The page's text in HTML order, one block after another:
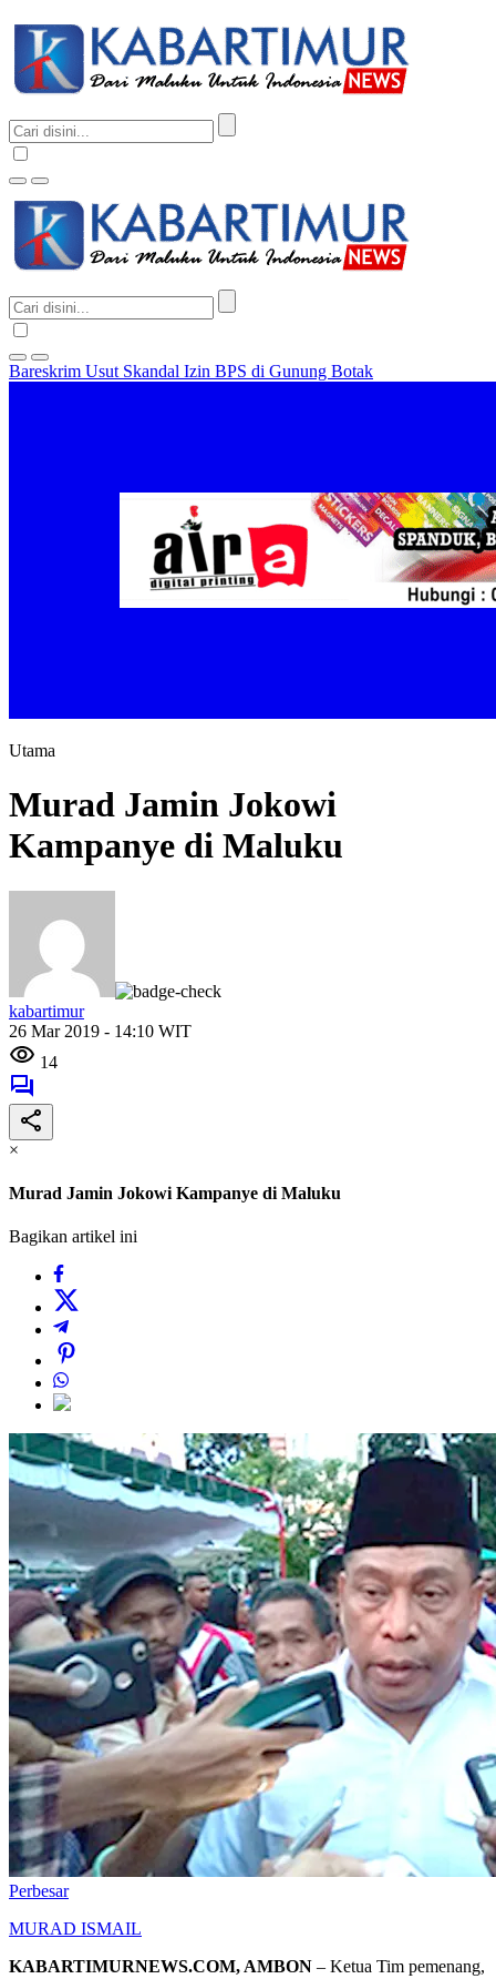
Bareskrim Usut Skandal Izin BPS di Gunung Botak
Utama
Murad Jamin Jokowi
Kampanye di Maluku
kabartimur
26 Mar 2019 - 14:10 WIT
14
×
Murad Jamin Jokowi Kampanye di Maluku
Bagikan artikel ini
Perbesar
MURAD ISMAIL
KABARTIMURNEWS.COM, AMBON – Ketua Tim pemenang,